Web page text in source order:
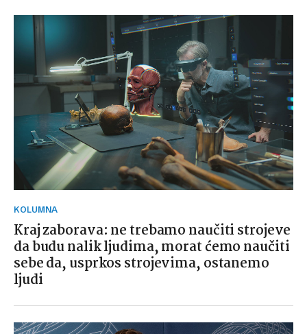
KOLUMNA
Kraj zaborava: ne trebamo naučiti strojeve
da budu nalik ljudima, morat ćemo naučiti
sebe da, usprkos strojevima, ostanemo
ljudi